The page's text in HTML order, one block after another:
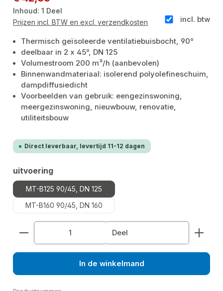
Inhoud:1 Deel
incl. btw
Prijzen incl. BTW en excl. verzendkosten
Thermisch geïsoleerde ventilatiebuisbocht, 90°
deelbaar in 2 x 45°, DN 125
Volumestroom 200 m³/h (aanbevolen)
Binnenwandmateriaal: isolerend polyolefineschuim,
dampdiffusiedicht
Voorbeelden van gebruik: eengezinswoning,
meergezinswoning, nieuwbouw, renovatie,
utiliteitsbouw
Direct leverbaar, levertijd 11-12 dagen
Selecteer
uitvoering
MT-B125 90/45, DN 125
MT-B160 90/45, DN 160
Producthoeveelheid: Voer de gewenste
Deel
In de winkelmand